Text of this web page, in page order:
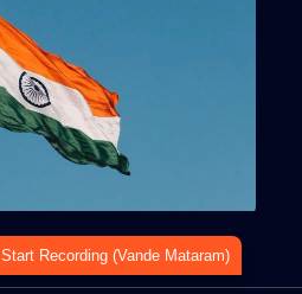
Start Recording (Vande Mataram)